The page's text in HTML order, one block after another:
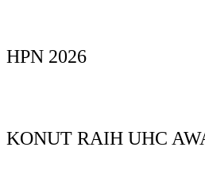
HPN 2026
KONUT RAIH UHC